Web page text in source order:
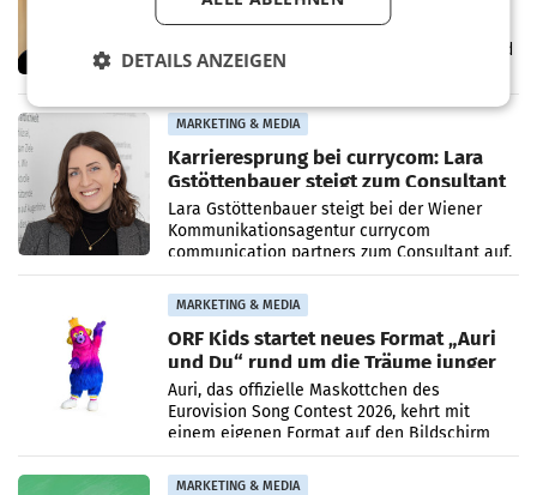
400.000 Besucher mehr
Das österreichische Kino setzt seinen
positiven Wachstumskurs fort. Mit einer rund
400.000 Besucherinnen und Besucher
2026 gegenüber dem
MARKETING & MEDIA
Karrieresprung bei currycom: Lara
Gstöttenbauer steigt zum Consultant
auf
Lara Gstöttenbauer steigt bei der Wiener
Kommunikationsagentur currycom
communication partners zum Consultant auf.
Die 27-jährige Beraterin betreut Kundinnen
und Kunden in den Bereichen
MARKETING & MEDIA
ORF Kids startet neues Format „Auri
und Du“ rund um die Träume junger
Menschen
Auri, das offizielle Maskottchen des
Eurovision Song Contest 2026, kehrt mit
einem eigenen Format auf den Bildschirm
zurück. In der neuen Sendung „Auri und Du“
bei ORF Kids steht
MARKETING & MEDIA
DETAILS ANZEIGEN